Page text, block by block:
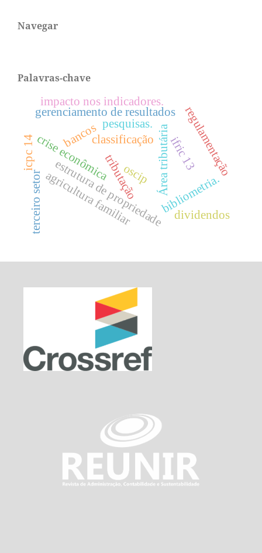
Navegar
Palavras-chave
classificação Área tributária
tributação
gerenciamento de resultados
estrutura de propriedade
agricultura familiar bibliometria.
bancos
crise econômica
impacto nos indicadores.
regulamentação
pesquisas.
terceiro setor oscip
ifric 13
icpc 14
dividendos